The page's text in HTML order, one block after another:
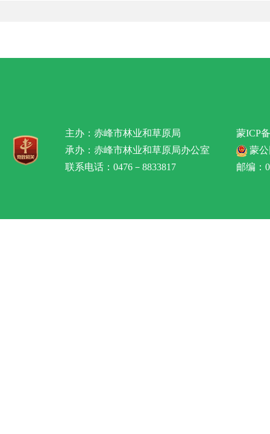
主办：赤峰市林业和草原局
承办：赤峰市林业和草原局办公室
联系电话：0476－8833817
蒙ICP
蒙公
邮编：